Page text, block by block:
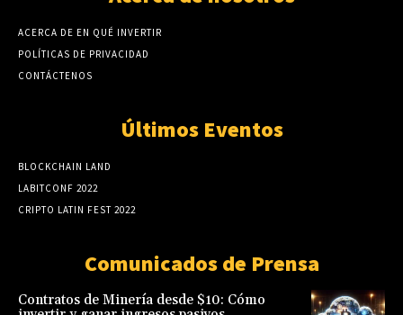
ACERCA DE EN QUÉ INVERTIR
POLÍTICAS DE PRIVACIDAD
CONTÁCTENOS
Últimos Eventos
BLOCKCHAIN LAND
LABITCONF 2022
CRIPTO LATIN FEST 2022
Comunicados de Prensa
Contratos de Minería desde $10: Cómo